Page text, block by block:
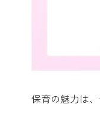
保育の魅力は